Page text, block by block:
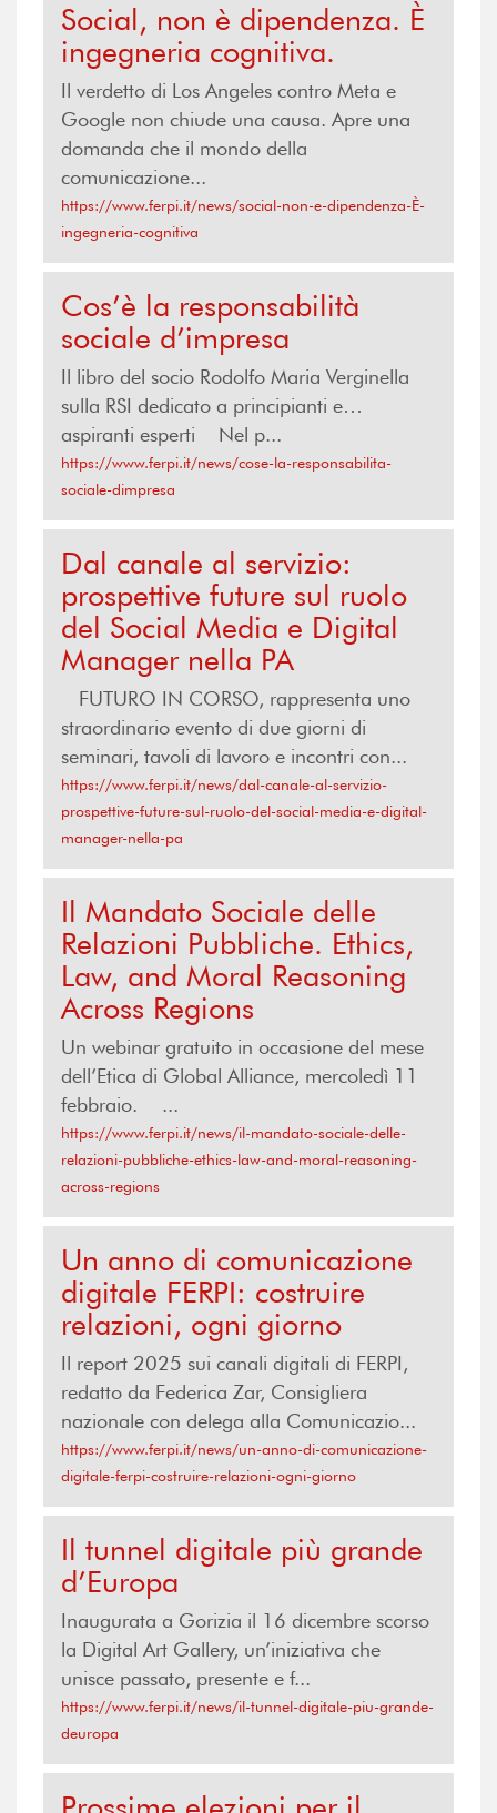
Social, non è dipendenza. È
ingegneria cognitiva.
Il verdetto di Los Angeles contro Meta e
Google non chiude una causa. Apre una
domanda che il mondo della
comunicazione...
https://www.ferpi.it/news/social-non-e-dipendenza-È-
ingegneria-cognitiva
Cos’è la responsabilità
sociale d’impresa
Il libro del socio Rodolfo Maria Verginella
sulla RSI dedicato a principianti e…
aspiranti esperti Nel p...
https://www.ferpi.it/news/cose-la-responsabilita-
sociale-dimpresa
Dal canale al servizio:
prospettive future sul ruolo
del Social Media e Digital
Manager nella PA
FUTURO IN CORSO, rappresenta uno
straordinario evento di due giorni di
seminari, tavoli di lavoro e incontri con...
https://www.ferpi.it/news/dal-canale-al-servizio-
prospettive-future-sul-ruolo-del-social-media-e-digital-
manager-nella-pa
Il Mandato Sociale delle
Relazioni Pubbliche. Ethics,
Law, and Moral Reasoning
Across Regions
Un webinar gratuito in occasione del mese
dell’Etica di Global Alliance, mercoledì 11
febbraio. ...
https://www.ferpi.it/news/il-mandato-sociale-delle-
relazioni-pubbliche-ethics-law-and-moral-reasoning-
across-regions
Un anno di comunicazione
digitale FERPI: costruire
relazioni, ogni giorno
Il report 2025 sui canali digitali di FERPI,
redatto da Federica Zar, Consigliera
nazionale con delega alla Comunicazio...
https://www.ferpi.it/news/un-anno-di-comunicazione-
digitale-ferpi-costruire-relazioni-ogni-giorno
Il tunnel digitale più grande
d’Europa
Inaugurata a Gorizia il 16 dicembre scorso
la Digital Art Gallery, un’iniziativa che
unisce passato, presente e f...
https://www.ferpi.it/news/il-tunnel-digitale-piu-grande-
deuropa